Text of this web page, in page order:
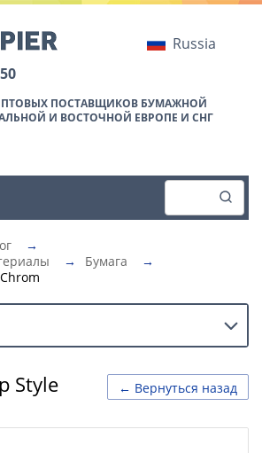
Russia
ПОСТАВЩИКОВ БУМАЖНОЙ
И ВОСТОЧНОЙ ЕВРОПЕ И СНГ
→
→ Бумага
→
← Вернуться назад
Style